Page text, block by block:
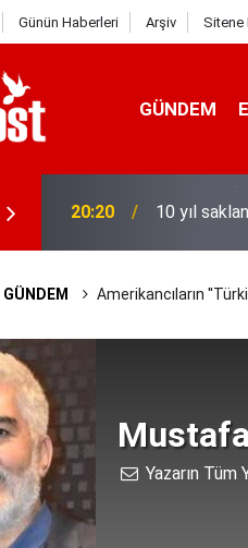
Günün Haberleri Arşiv Sitene
GÜNDEM
20:20 10 yıl
GÜNDEM Amerikancıların
Yazarın Tüm